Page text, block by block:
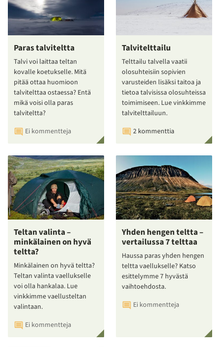
Paras talviteltta
Talvi voi laittaa teltan
kovalle koetukselle. Mitä
pitää ottaa huomioon
talvitelttaa ostaessa? Entä
mikä voisi olla paras
talviteltta?
Ei kommentteja
Talvitelttailu
Telttailu talvella vaatii
olosuhteisiin sopivien
varusteiden lisäksi taitoa ja
tietoa talvisissa olosuhteissa
toimimiseen. Lue vinkkimme
talvitelttailuun.
2 kommenttia
Teltan valinta –
minkälainen on hyvä
teltta?
Minkälainen on hyvä teltta?
Teltan valinta vaellukselle
voi olla hankalaa. Lue
vinkkimme vaellusteltan
valintaan.
Ei kommentteja
Yhden hengen teltta –
vertailussa 7 telttaa
Haussa paras yhden hengen
teltta vaellukselle? Katso
esittelymme 7 hyvästä
vaihtoehdosta.
Ei kommentteja